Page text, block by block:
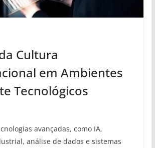
Cultura
em Ambientes
Tecnológicos
avançadas, como IA,
análise de dados e sistemas